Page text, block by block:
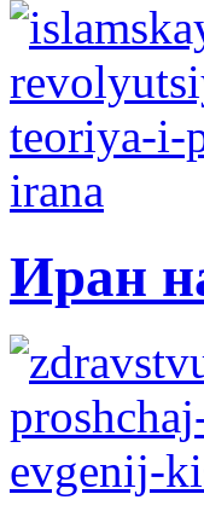
Иран